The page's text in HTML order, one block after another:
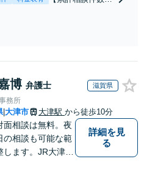
ラブルなど、事後の解決
対応OK】
ダーメイドの解決
様の話を丁寧にう
安があるのか、何
を解決したいのか
を正確に読み取り
ます。【東京都在
住以外の方も対
博 弁護士 滋賀県
務所
|大津市 大津駅 から徒歩10分
面相談は無料。夜
の相談も可能な範
します。JR大津駅
詳細を見
る